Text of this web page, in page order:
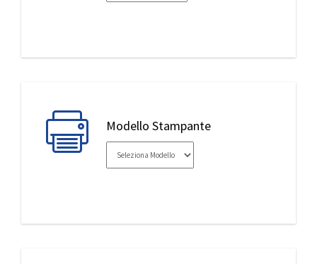
Modello Stampante